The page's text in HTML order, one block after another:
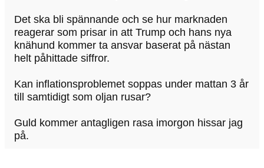
Det ska bli spännande och se hur marknaden
reagerar som prisar in att Trump och hans nya
knähund kommer ta ansvar baserat på nästan
helt påhittade siffror.
Kan inflationsproblemet soppas under mattan 3 år
till samtidigt som oljan rusar?
Guld kommer antagligen rasa imorgon hissar jag
på.